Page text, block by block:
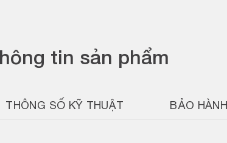
tin sản phẩm
THÔNG SỐ KỸ THUẬT BẢO HÀNH